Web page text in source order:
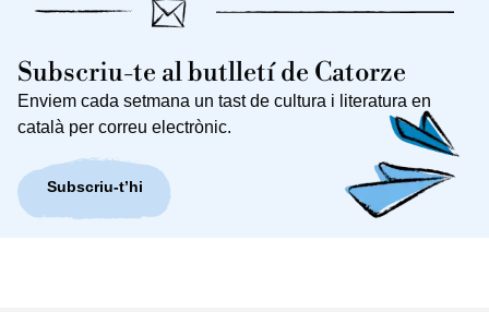
Subscriu-te al butlletí de Catorze
Enviem cada setmana un tast de cultura i literatura en
català per correu electrònic.
Subscriu-t’hi